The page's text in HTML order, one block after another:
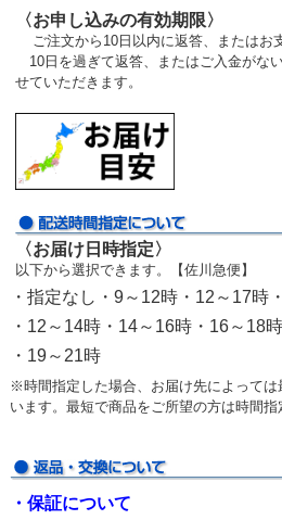
〈お申し込みの有効期限〉
ご注文から10日以内に返答、またはお
10日を過ぎて返答、またはご入金がな
せていただきます。
〈お届け日時指定〉
以下から選択できます。【佐川急便】
・指定なし・9～12時・12～17時
・12～14時・14～16時・16～18
・19～21時
※時間指定した場合、お届け先によって
います。最短で商品をご所望の方は時間指
・保証について